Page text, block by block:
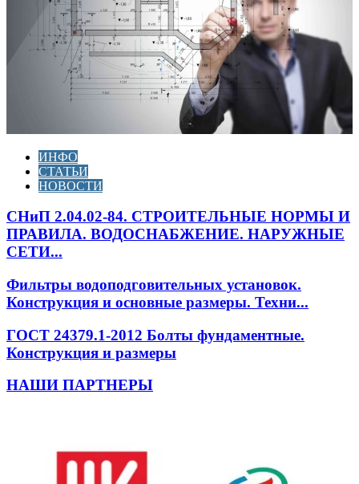
ИНФО
СТАТЬИ
НОВОСТИ
СНиП 2.04.02-84. СТРОИТЕЛЬНЫЕ НОРМЫ И
ПРАВИЛА. ВОДОСНАБЖЕНИЕ. НАРУЖНЫЕ
СЕТИ...
Фильтры водоподговительных установок.
Конструкция и основные размеры. Техни...
ГОСТ 24379.1-2012 Болты фундаментные.
Конструкция и размеры
НАШИ ПАРТНЕРЫ